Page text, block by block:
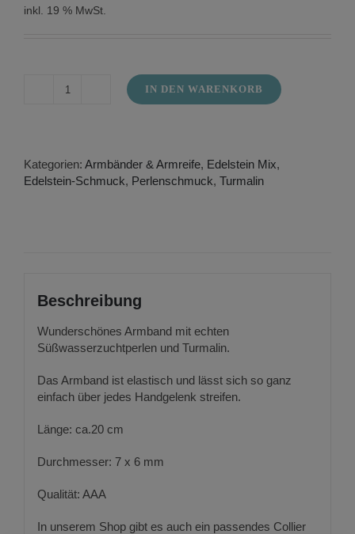
inkl. 19 % MwSt.
Armband
Menge
IN DEN WARENKORB
Kategorien: Armbänder & Armreife, Edelstein Mix,
Edelstein-Schmuck, Perlenschmuck, Turmalin
Beschreibung
Wunderschönes Armband mit echten
Süßwasserzuchtperlen und Turmalin.
Das Armband ist elastisch und lässt sich so ganz
einfach über jedes Handgelenk streifen.
Länge: ca.20 cm
Durchmesser: 7 x 6 mm
Qualität: AAA
In unserem Shop gibt es auch ein passendes Collier